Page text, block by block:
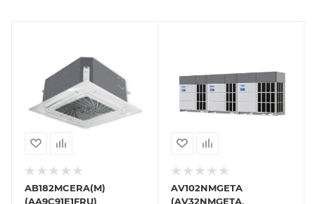
AB182MCERA(M)
(AA9C91E1FRU)
AV102NMGETA
(AV32NMGETA,